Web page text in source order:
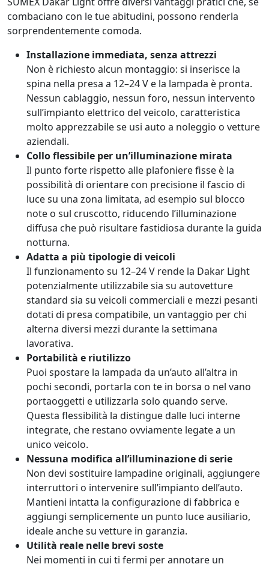
combaciano con le tue abitudini, possono renderla
sorprendentemente comoda.
Installazione immediata, senza attrezzi
Non è richiesto alcun montaggio: si inserisce la
spina nella presa a 12–24 V e la lampada è pronta.
Nessun cablaggio, nessun foro, nessun intervento
sull’impianto elettrico del veicolo, caratteristica
molto apprezzabile se usi auto a noleggio o vetture
aziendali.
Collo flessibile per un’illuminazione mirata
Il punto forte rispetto alle plafoniere fisse è la
possibilità di orientare con precisione il fascio di
luce su una zona limitata, ad esempio sul blocco
note o sul cruscotto, riducendo l’illuminazione
diffusa che può risultare fastidiosa durante la guida
notturna.
Adatta a più tipologie di veicoli
Il funzionamento su 12–24 V rende la Dakar Light
potenzialmente utilizzabile sia su autovetture
standard sia su veicoli commerciali e mezzi pesanti
dotati di presa compatibile, un vantaggio per chi
alterna diversi mezzi durante la settimana
lavorativa.
Portabilità e riutilizzo
Puoi spostare la lampada da un’auto all’altra in
pochi secondi, portarla con te in borsa o nel vano
portaoggetti e utilizzarla solo quando serve.
Questa flessibilità la distingue dalle luci interne
integrate, che restano ovviamente legate a un
unico veicolo.
Nessuna modifica all’illuminazione di serie
Non devi sostituire lampadine originali, aggiungere
interruttori o intervenire sull’impianto dell’auto.
Mantieni intatta la configurazione di fabbrica e
aggiungi semplicemente un punto luce ausiliario,
ideale anche su vetture in garanzia.
Utilità reale nelle brevi soste
Nei momenti in cui ti fermi per annotare un